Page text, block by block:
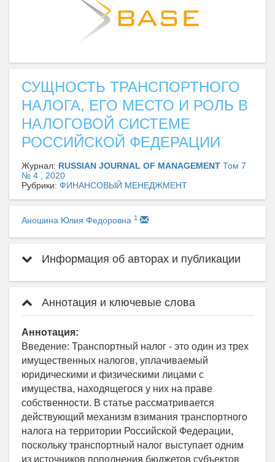
СУЩНОСТЬ ТРАНСПОРТНОГО
НАЛОГА, ЕГО МЕСТО И РОЛЬ В
НАЛОГОВОЙ СИСТЕМЕ
РОССИЙСКОЙ ФЕДЕРАЦИИ
Журнал: RUSSIAN JOURNAL OF MANAGEMENT Том 7
№ 4 , 2020
Рубрики: ФИНАНСОВЫЙ МЕНЕДЖМЕНТ
Аношина Юлия Федоровна 1
Информация об авторах и публикации
Аннотация и ключевые слова
Аннотация:
Введение: Транспортный налог - это один из трех
имущественных налогов, уплачиваемый
юридическими и физическими лицами с
имущества, находящегося у них на праве
собственности. В статье рассматривается
действующий механизм взимания транспортного
налога на территории Российской Федерации,
поскольку транспортный налог выступает одним
из источников пополнения бюджетов субъектов